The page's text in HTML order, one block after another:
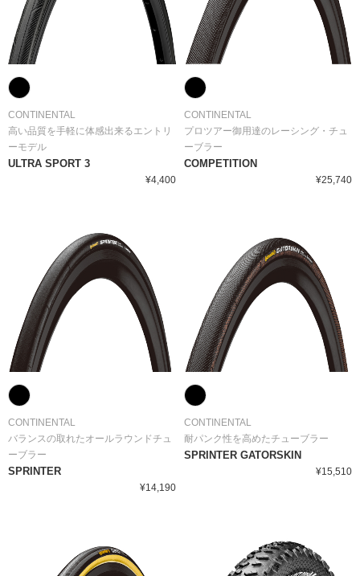
CONTINENTAL
高い品質を手軽に体感出来るエントリ
ーモデル
ULTRA SPORT 3
¥4,400
CONTINENTAL
プロツアー御用達のレーシング・チュ
ーブラー
COMPETITION
¥25,740
CONTINENTAL
バランスの取れたオールラウンドチュ
ーブラー
SPRINTER
¥14,190
CONTINENTAL
耐パンク性を高めたチューブラー
SPRINTER GATORSKIN
¥15,510